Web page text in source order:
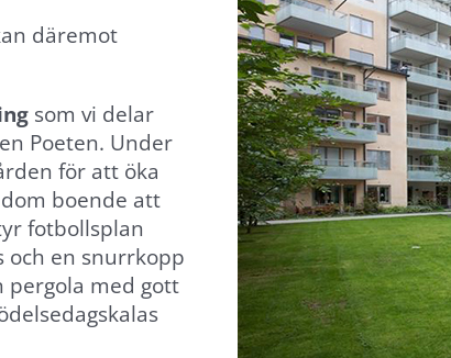
däremot
som vi delar
Poeten. Under
för att öka
boende att
fotbollsplan
och en snurrkopp
pergola med gott